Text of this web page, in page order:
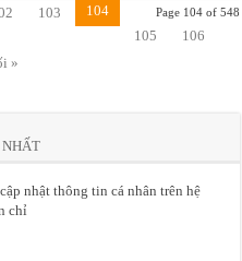
Page 104 of 548
103
104
105
106
»
nhật thông tin cá nhân trên hệ
chỉ